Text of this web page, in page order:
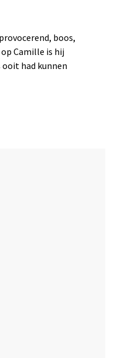
boos,
Camille is hij
ooit had kunnen